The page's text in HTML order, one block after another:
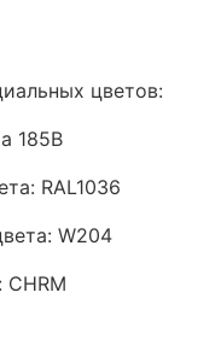
цветов:
185B
RAL1036
W204